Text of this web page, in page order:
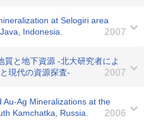
at Selogiri area
Indonesia.
2007
質と地下資源 -北大研究者によ
現代の資源探査-
2007
Au-Ag Mineralizations at the
Kamchatka, Russia.
2006